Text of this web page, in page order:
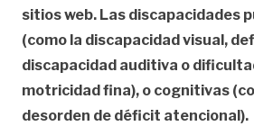
sitios web. Las discapacidades
(como la discapacidad visual,
discapacidad auditiva o
motricidad fina), o cognitivas
desorden de déficit atencional).